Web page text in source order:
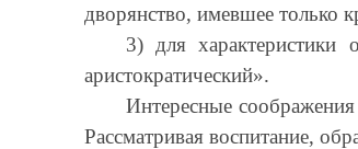
дворянство, имевшее только
3) для характеристики
аристократический».
Интересные
Рассматривая воспитание,